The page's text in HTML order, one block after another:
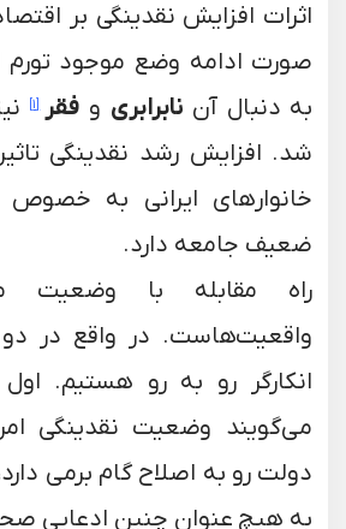
اثرات افزایش نقدینگی بر
صورت ادامه وضع موجود تورم
به دنبال آن نابرابری و فقر
شد. افزایش رشد نقدینگی
خانوار‌های ایرانی به
ضعیف جامعه دارد.
راه مقابله با وضعیت
واقعیت‌هاست. در واقع در دو
انکارگر رو به رو هستیم.
می‌گویند وضعیت نقدینگی
دولت رو به اصلاح گام برمی
به هیچ عنوان چنین ادعایی